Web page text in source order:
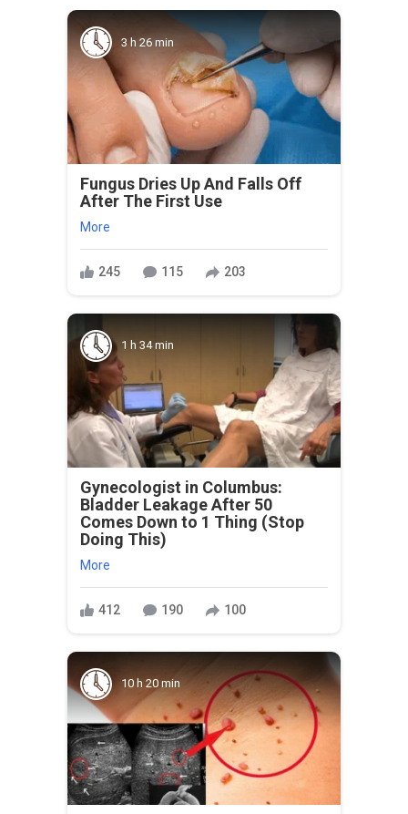
3 h 26 min
Fungus Dries Up And Falls Off
After The First Use
More
245 115 203
1 h 34 min
Gynecologist in Columbus:
Bladder Leakage After 50
Comes Down to 1 Thing (Stop
Doing This)
More
412 190 100
10 h 20 min